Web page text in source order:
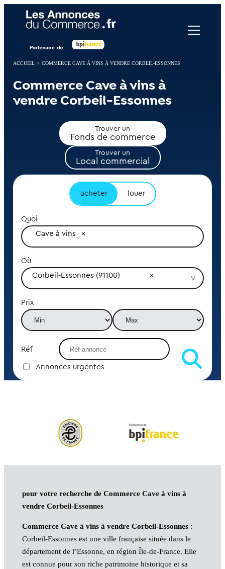
ACCUEIL > COMMERCE CAVE À VINS À VENDRE CORBEIL-ESSONNES
Commerce Cave à vins à
vendre Corbeil-Essonnes
Trouver un
Fonds de commerce
Trouver un
Local commercial
acheter louer
Quoi
Cave à vins
Où
Corbeil-Essonnes (91100)
Prix
Réf
Annonces urgentes
pour votre recherche de Commerce Cave à vins à
vendre Corbeil-Essonnes
Commerce Cave à vins à vendre Corbeil-Essonnes:
Corbeil-Essonnes est une ville française située dans le
département de l’Essonne, en région Île-de-France. Elle
est connue pour son riche patrimoine historique et sa
Panneau de gestion des cookies